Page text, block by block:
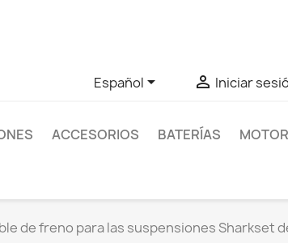
Español  Iniciar
ACCESORIOS BATERÍAS
de freno para las suspensiones Sharkset